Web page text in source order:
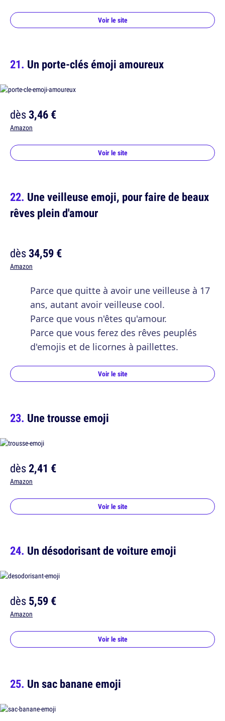
Voir le site
Un porte-clés émoji amoureux
dès3,46 €
Amazon
Voir le site
Une veilleuse emoji, pour faire de beaux
rêves plein d'amour
dès34,59 €
Amazon
Parce que quitte à avoir une veilleuse à 17
ans, autant avoir veilleuse cool.
Parce que vous n'êtes qu'amour.
Parce que vous ferez des rêves peuplés
d'emojis et de licornes à paillettes.
Voir le site
Une trousse emoji
dès2,41 €
Amazon
Voir le site
Un désodorisant de voiture emoji
dès5,59 €
Amazon
Voir le site
Un sac banane emoji